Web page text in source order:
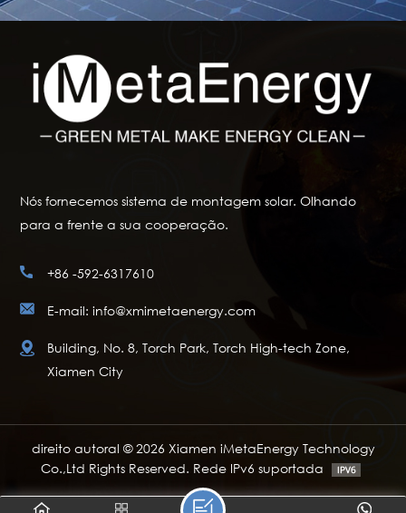
Nós fornecemos sistema de montagem solar. Olhando
para a frente a sua cooperação.
+86 -592-6317610
E-mail: info@xmimetaenergy.com
Building, No. 8, Torch Park, Torch High-tech Zone,
Xiamen City
direito autoral © 2026 Xiamen iMetaEnergy Technology
Co.,Ltd Rights Reserved. Rede IPv6 suportada